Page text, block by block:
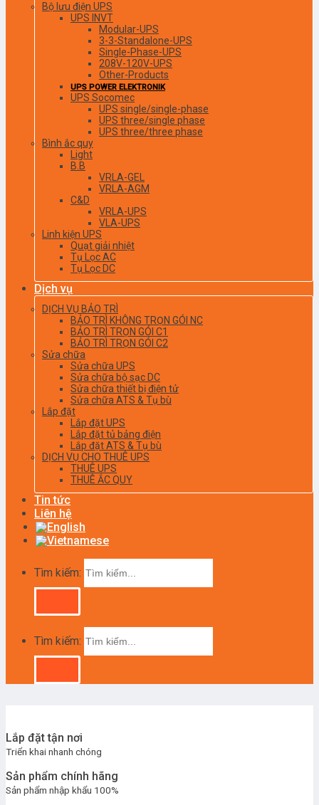
Bộ lưu điện UPS
UPS INVT
Modular-UPS
3-3-Standalone-UPS
Single-Phase-UPS
208V-120V-UPS
Other-Products
UPS POWER ELEKTRONIK
UPS Socomec
UPS single/single-phase
UPS three/single phase
UPS three/three phase
Bình ắc quy
Light
B.B
VRLA-GEL
VRLA-AGM
C&D
VRLA-UPS
VLA-UPS
Linh kiện UPS
Quạt giải nhiệt
Tụ Lọc AC
Tụ Lọc DC
Dịch vụ
DỊCH VỤ BẢO TRÌ
BẢO TRÌ KHÔNG TRỌN GÓI NC
BẢO TRÌ TRỌN GÓI C1
BẢO TRÌ TRỌN GÓI C2
Sửa chữa
Sửa chữa UPS
Sửa chữa bộ sạc DC
Sửa chữa thiết bị điện tử
Sửa chữa ATS & Tụ bù
Lắp đặt
Lắp đặt UPS
Lắp đặt tủ bảng điện
Lắp đặt ATS & Tụ bù
DỊCH VỤ CHO THUÊ UPS
THUÊ UPS
THUÊ ẮC QUY
Tin tức
Liên hệ
Tìm kiếm:
Tìm kiếm:
Lắp đặt tận nơi
Triển khai nhanh chóng
Sản phẩm chính hãng
Sản phẩm nhập khẩu 100%